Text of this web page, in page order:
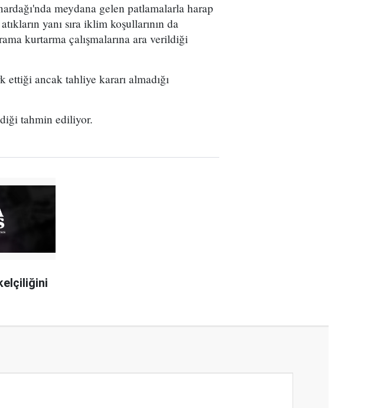
meydana gelen patlamalarla harap
yanı sıra iklim koşullarının da
kurtarma çalışmalarına ara verildiği
ancak tahliye kararı almadığı
tahmin ediliyor.